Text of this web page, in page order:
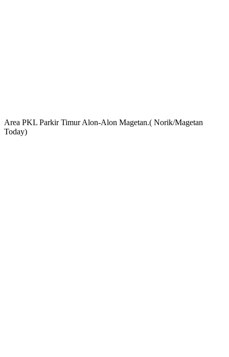
Area PKL Parkir Timur Alon-Alon Magetan.( Norik/Magetan
Today)